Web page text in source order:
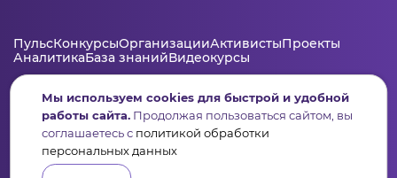
ПульсКонкурсыОрганизацииАктивистыПроекты
АналитикаБаза знанийВидеокурсы
Контакты
+7 (346) 735-11-30
elkanko@ugranko.ru
Мы используем cookies для быстрой и удобной
работы сайта. Продолжая пользоваться сайтом, вы
соглашаетесь с политикой обработки
персональных данных